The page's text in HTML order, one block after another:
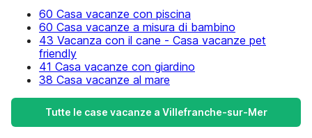
60 Casa vacanze con piscina
60 Casa vacanze a misura di bambino
43 Vacanza con il cane - Casa vacanze pet
friendly
41 Casa vacanze con giardino
38 Casa vacanze al mare
Tutte le case vacanze a Villefranche-sur-Mer